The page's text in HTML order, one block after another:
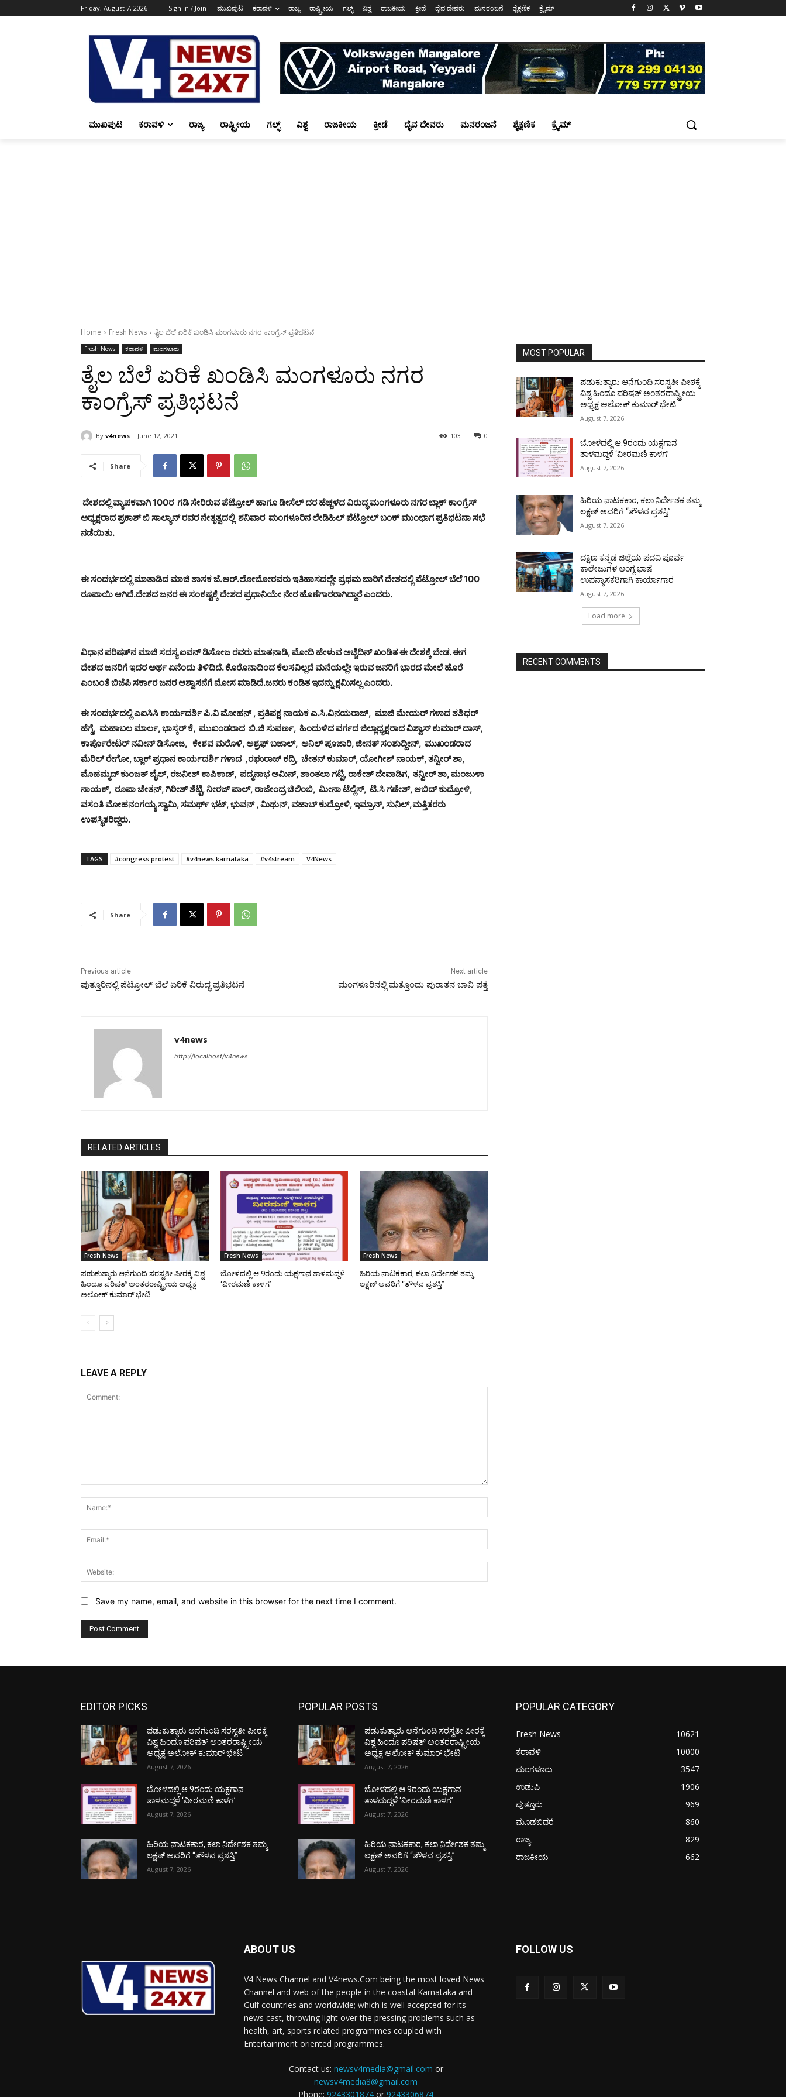
Friday, August 7, 2026 Sign in / Join ಮುಖಪುಟ ಕರಾವಳಿ ರಾಜ್ಯ ರಾಷ್ಟ್ರೀಯ ಗಲ್ಫ್ ವಿಶ್ವ ರಾಜಕೀಯ ಕ್ರೀಡೆ ದೈವ ದೇವರು ಮನರಂಜನೆ ಶೈಕ್ಷಣಿಕ ಕ್ರೈಮ್
ಮುಖಪುಟ ಕರಾವಳಿ ರಾಜ್ಯ ರಾಷ್ಟ್ರೀಯ ಗಲ್ಫ್ ವಿಶ್ವ ರಾಜಕೀಯ ಕ್ರೀಡೆ ದೈವ ದೇವರು ಮನರಂಜನೆ ಶೈಕ್ಷಣಿಕ ಕ್ರೈಮ್
Home Fresh News ತೈಲ ಬೆಲೆ ಏರಿಕೆ ಖಂಡಿಸಿ ಮಂಗಳೂರು ನಗರ ಕಾಂಗ್ರೆಸ್ ಪ್ರತಿಭಟನೆ
Fresh News ಕರಾವಳಿ ಮಂಗಳೂರು
ತೈಲ ಬೆಲೆ ಏರಿಕೆ ಖಂಡಿಸಿ ಮಂಗಳೂರು ನಗರ
ಕಾಂಗ್ರೆಸ್ ಪ್ರತಿಭಟನೆ
By v4news June 12, 2021 0
103
Share
ದೇಶದಲ್ಲಿ ವ್ಯಾಪಕವಾಗಿ 100ರ ಗಡಿ ಸೇರಿರುವ ಪೆಟ್ರೋಲ್ ಹಾಗೂ ಡೀಸೆಲ್‌ ದರ ಹೆಚ್ಚಳದ ವಿರುದ್ಧ ಮಂಗಳೂರು ನಗರ ಬ್ಲಾಕ್ ಕಾಂಗ್ರೆಸ್
ಅಧ್ಯಕ್ಷರಾದ ಪ್ರಕಾಶ್ ಬಿ ಸಾಲ್ಯಾನ್ ರವರ ನೇತೃತ್ವದಲ್ಲಿ ಶನಿವಾರ ಮಂಗಳೂರಿನ ಲೇಡಿಹಿಲ್ ಪೆಟ್ರೋಲ್ ಬಂಕ್ ಮುಂಭಾಗ ಪ್ರತಿಭಟನಾ ಸಭೆ
ನಡೆಯಿತು.
ಈ ಸಂದರ್ಭದಲ್ಲಿ ಮಾತಾಡಿದ ಮಾಜಿ ಶಾಸಕ ಜೆ.ಆರ್.ಲೋಬೋರವರು ಇತಿಹಾಸದಲ್ಲೇ ಪ್ರಥಮ ಬಾರಿಗೆ ದೇಶದಲ್ಲಿ ಪೆಟ್ರೋಲ್ ಬೆಲೆ 100
ರೂಪಾಯಿ ಆಗಿದೆ.ದೇಶದ ಜನರ ಈ ಸಂಕಷ್ಟಕ್ಕೆ ದೇಶದ ಪ್ರಧಾನಿಯೇ ನೇರ ಹೊಣೆಗಾರರಾಗಿದ್ದಾರೆ ಎಂದರು.
ವಿಧಾನ ಪರಿಷತ್‌ನ ಮಾಜಿ ಸದಸ್ಯ ಐವನ್ ಡಿಸೋಜ ರವರು ಮಾತನಾಡಿ, ಮೋದಿ ಹೇಳುವ ಅಚ್ಚೆದಿನ್ ಖಂಡಿತ ಈ ದೇಶಕ್ಕೆ ಬೇಡ‌. ಈಗ
ದೇಶದ ಜನರಿಗೆ ಇದರ ಅರ್ಥ ಏನೆಂದು ತಿಳಿದಿದೆ. ಕೊರೊನಾದಿಂದ ಕೆಲಸವಿಲ್ಲದೆ ಮನೆಯಲ್ಲೇ ಇರುವ ಜನರಿಗೆ ಭಾರದ ಮೇಲೆ ಹೊರೆ
ಎಂಬಂತೆ ಬಿಜೆಪಿ ಸರ್ಕಾರ ಜನರ ಆಶ್ವಾಸನೆಗೆ ಮೋಸ ಮಾಡಿದೆ.ಜನರು ಕಂಡಿತ ಇದನ್ನು ಕ್ಷಮಿಸಲ್ಲ ಎಂದರು.
ಈ ಸಂದರ್ಭದಲ್ಲಿ ಎಐಸಿಸಿ ಕಾರ್ಯದರ್ಶಿ ಪಿ.ವಿ ಮೋಹನ್ , ಪ್ರತಿಪಕ್ಷ ನಾಯಕ ಎ‌.ಸಿ.ವಿನಯರಾಜ್, ಮಾಜಿ ಮೇಯರ್ ಗಳಾದ ಶಶಿಧರ್
ಹೆಗ್ಡೆ, ಮಹಾಬಲ ಮಾರ್ಲ, ಭಾಸ್ಕರ್ ಕೆ, ಮುಖಂಡರಾದ ಬಿ.ಜಿ ಸುವರ್ಣ, ಹಿಂದುಳಿದ ವರ್ಗದ ಜಿಲ್ಲಾಧ್ಯಕ್ಷರಾದ ವಿಶ್ವಾಸ್ ಕುಮಾರ್ ದಾಸ್,
ಕಾರ್ಪೊರೇಟರ್ ನವೀನ್ ಡಿಸೋಜ, ಕೇಶವ ಮರೊಳಿ, ಅಶ್ರಫ್ ಬಜಾಲ್, ಅನಿಲ್ ಪೂಜಾರಿ, ಜೀನತ್ ಸಂಶುದ್ದೀನ್, ಮುಖಂಡರಾದ
ಮೆರಿಲ್ ರೇಗೋ, ಬ್ಲಾಕ್ ಪ್ರಧಾನ ಕಾರ್ಯದರ್ಶಿ ಗಳಾದ ,ರಘುರಾಜ್ ಕದ್ರಿ, ಚೇತನ್ ಕುಮಾರ್, ಯೋಗೀಶ್ ನಾಯಕ್, ತನ್ವೀರ್ ಶಾ,
ಮೊಹಮ್ಮದ್ ಕುಂಜತ್ ಬೈಲ್, ರಜನೀಶ್ ಕಾಪಿಕಾಡ್, ಪದ್ಮನಾಭ ಅಮಿನ್, ಶಾಂತಲಾ ಗಟ್ಟಿ, ರಾಕೇಶ್ ದೇವಾಡಿಗ, ತನ್ವೀರ್ ಶಾ, ಮಂಜುಳಾ
ನಾಯಕ್, ರೂಪಾ ಚೇತನ್, ಗಿರೀಶ್ ಶೆಟ್ಟಿ, ನೀರಜ್ ಪಾಲ್, ರಾಜೇಂದ್ರ ಚಿಲಿಂಬಿ, ಮೀನಾ ಟೆಲ್ಲಿಸ್, ಟಿ.ಸಿ ಗಣೇಶ್, ಆಬಿದ್ ಕುದ್ರೋಳಿ,
ವಸಂತಿ ಮೋಹನಂಗಯ್ಯ ಸ್ವಾಮಿ, ಸಮರ್ಥ್ ಭಟ್, ಭುವನ್ , ಮಿಥುನ್, ವಹಾಬ್ ಕುದ್ರೋಳಿ, ಇಮ್ರಾನ್, ಸುನಿಲ್,ಮತ್ತಿತರರು
ಉಪಸ್ಥಿತರಿದ್ದರು.
TAGS #congress protest #v4news karnataka #v4stream V4News
Share
Previous article
ಪುತ್ತೂರಿನಲ್ಲಿ ಪೆಟ್ರೋಲ್ ಬೆಲೆ ಏರಿಕೆ ವಿರುದ್ಧ ಪ್ರತಿಭಟನೆ
Next article
ಮಂಗಳೂರಿನಲ್ಲಿ ಮತ್ತೊಂದು ಪುರಾತನ ಬಾವಿ ಪತ್ತೆ
v4news
http://localhost/v4news
RELATED ARTICLES
Fresh News
ಪಡುಕುತ್ಯಾರು ಆನೆಗುಂದಿ ಸರಸ್ವತೀ ಪೀಠಕ್ಕೆ ವಿಶ್ವ
ಹಿಂದೂ ಪರಿಷತ್ ಅಂತರರಾಷ್ಟ್ರೀಯ ಅಧ್ಯಕ್ಷ
ಅಲೋಕ್ ಕುಮಾರ್ ಭೇಟಿ
Fresh News
ಬೋಳದಲ್ಲಿ ಆ.9ರಂದು ಯಕ್ಷಗಾನ ತಾಳಮದ್ದಳೆ
‘ವೀರಮಣಿ ಕಾಳಗ’
Fresh News
ಹಿರಿಯ ನಾಟಕಕಾರ, ಕಲಾ ನಿರ್ದೇಶಕ ತಮ್ಮ
ಲಕ್ಷಣ್ ಅವರಿಗೆ “ತೌಳವ ಪ್ರಶಸ್ತಿ”
LEAVE A REPLY
Save my name, email, and website in this browser for the next time I comment.
MOST POPULAR
ಪಡುಕುತ್ಯಾರು ಆನೆಗುಂದಿ ಸರಸ್ವತೀ ಪೀಠಕ್ಕೆ
ವಿಶ್ವ ಹಿಂದೂ ಪರಿಷತ್ ಅಂತರರಾಷ್ಟ್ರೀಯ
ಅಧ್ಯಕ್ಷ ಅಲೋಕ್ ಕುಮಾರ್ ಭೇಟಿ
August 7, 2026
ಬೋಳದಲ್ಲಿ ಆ.9ರಂದು ಯಕ್ಷಗಾನ
ತಾಳಮದ್ದಳೆ ‘ವೀರಮಣಿ ಕಾಳಗ’
August 7, 2026
ಹಿರಿಯ ನಾಟಕಕಾರ, ಕಲಾ ನಿರ್ದೇಶಕ ತಮ್ಮ
ಲಕ್ಷಣ್ ಅವರಿಗೆ “ತೌಳವ ಪ್ರಶಸ್ತಿ”
August 7, 2026
ದಕ್ಷಿಣ ಕನ್ನಡ ಜಿಲ್ಲೆಯ ಪದವಿ ಪೂರ್ವ
ಕಾಲೇಜುಗಳ ಆಂಗ್ಲ ಭಾಷೆ
ಉಪನ್ಯಾಸಕರಿಗಾಗಿ ಕಾರ್ಯಾಗಾರ
August 7, 2026
Load more
RECENT COMMENTS
EDITOR PICKS
ಪಡುಕುತ್ಯಾರು ಆನೆಗುಂದಿ ಸರಸ್ವತೀ ಪೀಠಕ್ಕೆ
ವಿಶ್ವ ಹಿಂದೂ ಪರಿಷತ್ ಅಂತರರಾಷ್ಟ್ರೀಯ
ಅಧ್ಯಕ್ಷ ಅಲೋಕ್ ಕುಮಾರ್ ಭೇಟಿ
August 7, 2026
ಬೋಳದಲ್ಲಿ ಆ.9ರಂದು ಯಕ್ಷಗಾನ
ತಾಳಮದ್ದಳೆ ‘ವೀರಮಣಿ ಕಾಳಗ’
August 7, 2026
ಹಿರಿಯ ನಾಟಕಕಾರ, ಕಲಾ ನಿರ್ದೇಶಕ ತಮ್ಮ
ಲಕ್ಷಣ್ ಅವರಿಗೆ “ತೌಳವ ಪ್ರಶಸ್ತಿ”
August 7, 2026
POPULAR POSTS
ಪಡುಕುತ್ಯಾರು ಆನೆಗುಂದಿ ಸರಸ್ವತೀ ಪೀಠಕ್ಕೆ
ವಿಶ್ವ ಹಿಂದೂ ಪರಿಷತ್ ಅಂತರರಾಷ್ಟ್ರೀಯ
ಅಧ್ಯಕ್ಷ ಅಲೋಕ್ ಕುಮಾರ್ ಭೇಟಿ
August 7, 2026
ಬೋಳದಲ್ಲಿ ಆ.9ರಂದು ಯಕ್ಷಗಾನ
ತಾಳಮದ್ದಳೆ ‘ವೀರಮಣಿ ಕಾಳಗ’
August 7, 2026
ಹಿರಿಯ ನಾಟಕಕಾರ, ಕಲಾ ನಿರ್ದೇಶಕ ತಮ್ಮ
ಲಕ್ಷಣ್ ಅವರಿಗೆ “ತೌಳವ ಪ್ರಶಸ್ತಿ”
August 7, 2026
POPULAR CATEGORY
Fresh News
10621
ಕರಾವಳಿ
10000
ಮಂಗಳೂರು
3547
ಉಡುಪಿ
1906
ಪುತ್ತೂರು
969
ಮೂಡಬಿದರೆ
860
ರಾಜ್ಯ
829
ರಾಜಕೀಯ
662
ABOUT US
V4 News Channel and V4news.Com being the most loved News
Channel and web of the people in the coastal Karnataka and
Gulf countries and worldwide; which is well accepted for its
news cast, throwing light over the pressing problems such as
health, art, sports related programmes coupled with
Entertainment oriented programmes.
Contact us: newsv4media@gmail.com or
newsv4media8@gmail.com
Phone: 9243301874 or 9243306874
FOLLOW US